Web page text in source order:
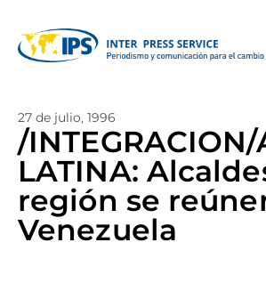
27 de julio, 1996
/
LATINA:
región se
Venezuela